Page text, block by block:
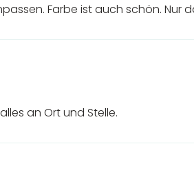
Farbe ist auch schön. Nur
an Ort und Stelle.